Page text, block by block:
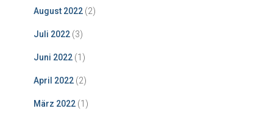
August 2022 (2)
Juli 2022 (3)
Juni 2022 (1)
April 2022 (2)
März 2022 (1)